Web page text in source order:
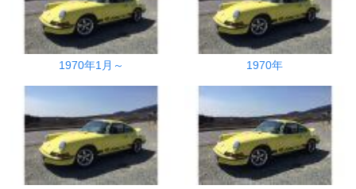
1970年1月～ 1970年